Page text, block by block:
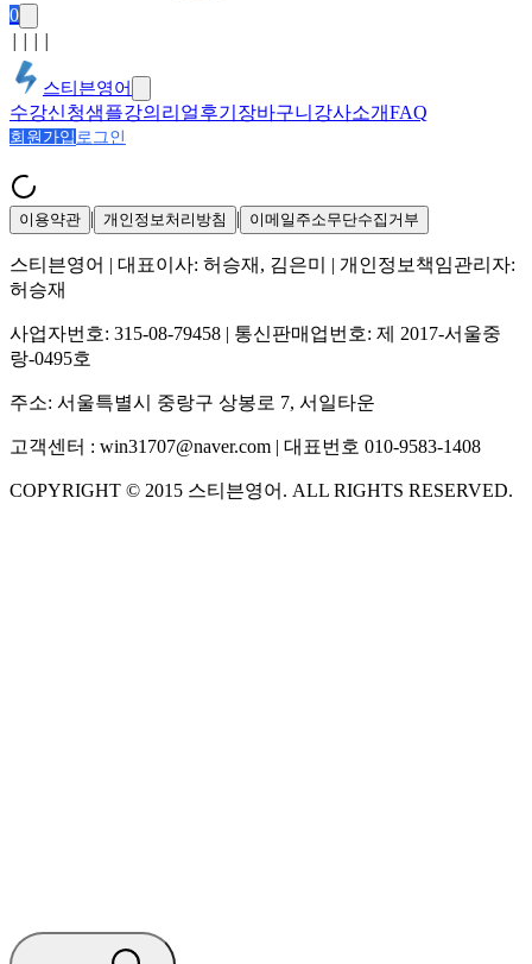
0
스티븐영어
수강신청샘플강의 리얼후기 장바구니 강사소개FAQ
회원가입 로그인
이용약관 | 개인정보처리방침 | 이메일주소무단수집거부
스티븐영어 | 대표이사: 허승재, 김은미
| 개인정보책임관리자:
허승재
사업자번호: 315-08-79458 | 통신판매업번호: 제 2017-서울중
랑-0495호
주소: 서울특별시 중랑구 상봉로 7, 서일타운
고객센터 : win31707@naver.com | 대표번호 010-9583-1408
COPYRIGHT © 2015 스티븐영어 . ALL RIGHTS RESERVED.